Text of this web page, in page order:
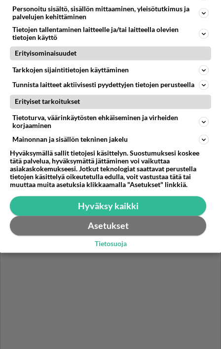
MIKKELI
Onko uusi maakuntajohtaja tehtäviensä tasalla ?
Etelä-Savoon on valittu isopalkkainen uusi
maakuntajohtaja Heini Utunen. Olen nyt seurannut
hänen toimintaansa ja alkanu...
16.06.2025 04:34 52 1449
MIKKELI Vastattu 1pv
Hieno paikka
Lisätään otsikkoon ripaus sarkasmia eli Mikkeli on iha
saatanan hieno paikka oikein eloisa...
04.08.2026 17:04 3 <50
Personoitu sisältö, sisällön mittaaminen, yleisötutkimus ja
palvelujen kehittäminen
Tietojen tallentaminen laitteelle ja/tai laitteella olevien
tietojen käyttö
Erityisominaisuudet
Tarkkojen sijaintitietojen käyttäminen
Tunnista laitteet aktiivisesti pyydettyjen tietojen perusteella
Erityiset tarkoitukset
Tietoturva, väärinkäytösten ehkäiseminen ja virheiden
korjaaminen
Mainonnan ja sisällön tekninen jakelu
Hyväksymällä sallit tietojesi käsittelyn. Suostumuksesi koskee
tätä palvelua, hyväksymättä jättäminen voi vaikuttaa
asiakaskokemukseesi. Jotkut teknologiat saattavat perustella
tietojen käsittelyä oikeutetulla edulla, voit vastustaa tätä tai
muuttaa muita asetuksia klikkaamalla "Asetukset" linkkiä.
Hyväksy kaikki
Asetukset
Tietosuoja